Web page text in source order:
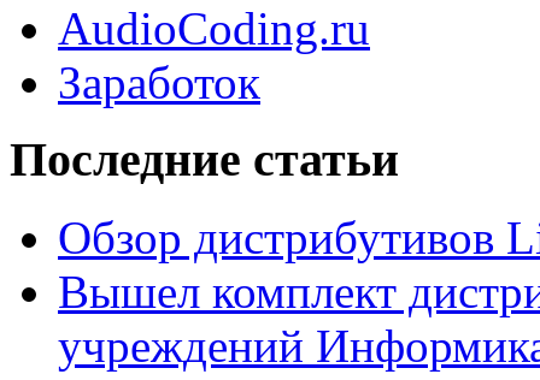
AudioCoding.ru
Заработок
Последние статьи
Обзор дистрибутивов
Вышел комплект
учреждений